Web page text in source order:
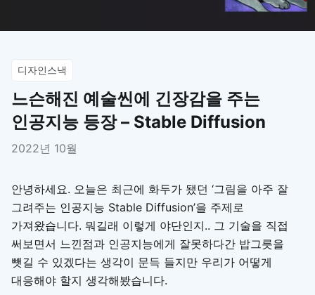
디자인스낵
느슨해진 예술씬에 긴장감을 주는
인공지능 등장 – Stable Diffusion
2022년 10월
안녕하세요. 오늘은 최근에 화두가 됐던 ‘그림을 아주 잘
그려주는 인공지능 Stable Diffusion’을 주제로
가져왔습니다. 뭐길래 이렇게 야단인지.. 그 기술을 직접
써보면서 느낀점과 인공지능에게 잘못하다간 밥그릇을
뺏길 수 있겠다는 생각이 문득 들지만 우리가 어떻게
대응해야 할지 생각해봤습니다.